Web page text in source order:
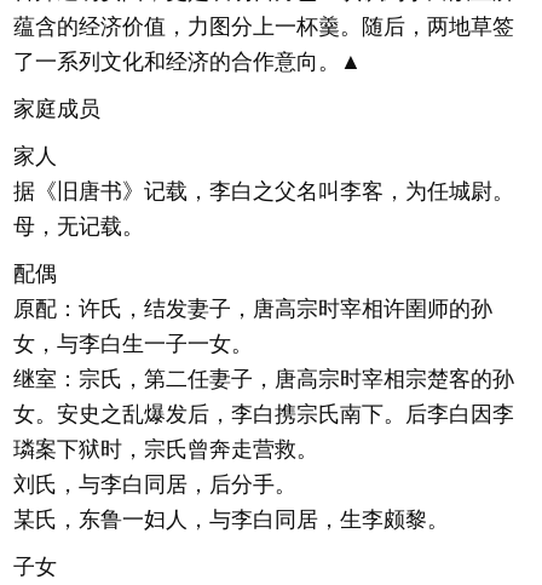
蕴含的经济价值，力图分上一杯羹。随后，两地草签
了一系列文化和经济的合作意向。▲
家庭成员
家人
据《旧唐书》记载，李白之父名叫李客，为任城尉。
母，无记载。
配偶
原配：许氏，结发妻子，唐高宗时宰相许圉师的孙
女，与李白生一子一女。
继室：宗氏，第二任妻子，唐高宗时宰相宗楚客的孙
女。安史之乱爆发后，李白携宗氏南下。后李白因李
璘案下狱时，宗氏曾奔走营救。
刘氏，与李白同居，后分手。
某氏，东鲁一妇人，与李白同居，生李颇黎。
子女